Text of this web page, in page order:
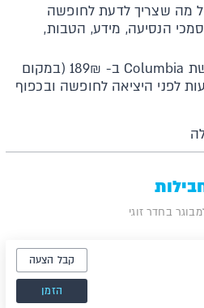
מה שצריך לדעת לחופשה
הנסיעה, מידע, הטבות,
ברשת Columbia ב- 189₪ (במקום
עד 5 שבועות לפני היציאה לחופשה ובכפוף
בחדר זוגי
קבל הצעה
הזמן